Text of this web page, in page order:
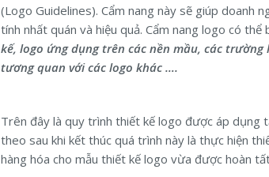
(Logo Guidelines). Cẩm nang này sẽ giúp
tính nhất quán và hiệu quả. Cẩm nang logo có thể
kế, logo ứng dụng trên các nền mầu, các
tương quan với các logo khác ….
Trên đây là quy trình thiết kế logo được áp dụng
theo sau khi kết thúc quá trình này là thực hiện
hàng hóa cho mẫu thiết kế logo vừa được hoàn